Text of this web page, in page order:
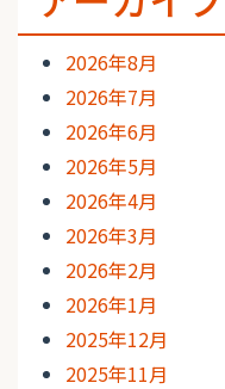
2026年8月
2026年7月
2026年6月
2026年5月
2026年4月
2026年3月
2026年2月
2026年1月
2025年12月
2025年11月